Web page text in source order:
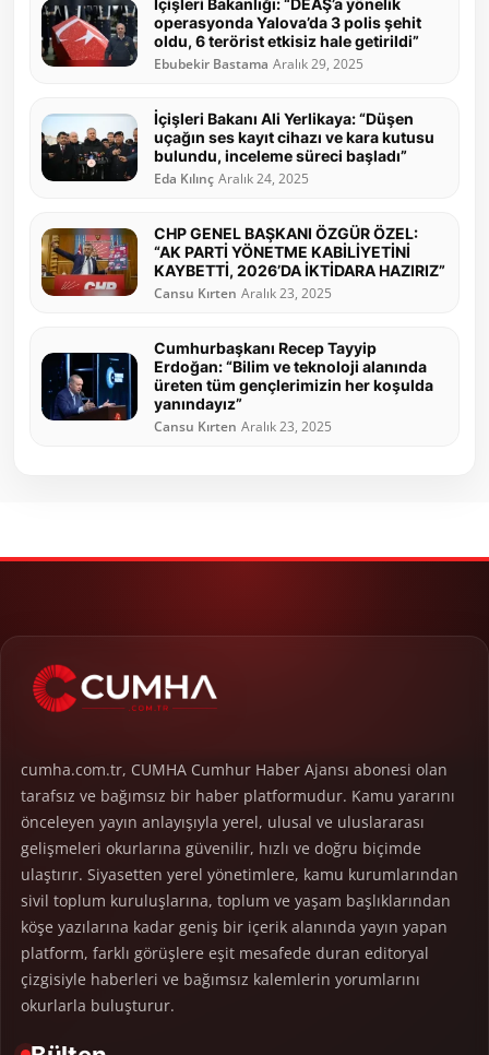
İçişleri Bakanlığı: “DEAŞ’a yönelik
operasyonda Yalova’da 3 polis şehit
oldu, 6 terörist etkisiz hale getirildi”
Ebubekir Bastama Aralık 29, 2025
İçişleri Bakanı Ali Yerlikaya: “Düşen
uçağın ses kayıt cihazı ve kara kutusu
bulundu, inceleme süreci başladı”
Eda Kılınç Aralık 24, 2025
CHP GENEL BAŞKANI ÖZGÜR ÖZEL:
“AK PARTİ YÖNETME KABİLİYETİNİ
KAYBETTİ, 2026’DA İKTİDARA HAZIRIZ”
Cansu Kırten Aralık 23, 2025
Cumhurbaşkanı Recep Tayyip
Erdoğan: “Bilim ve teknoloji alanında
üreten tüm gençlerimizin her koşulda
yanındayız”
Cansu Kırten Aralık 23, 2025
cumha.com.tr, CUMHA Cumhur Haber Ajansı abonesi olan
tarafsız ve bağımsız bir haber platformudur. Kamu yararını
önceleyen yayın anlayışıyla yerel, ulusal ve uluslararası
gelişmeleri okurlarına güvenilir, hızlı ve doğru biçimde
ulaştırır. Siyasetten yerel yönetimlere, kamu kurumlarından
sivil toplum kuruluşlarına, toplum ve yaşam başlıklarından
köşe yazılarına kadar geniş bir içerik alanında yayın yapan
platform, farklı görüşlere eşit mesafede duran editoryal
çizgisiyle haberleri ve bağımsız kalemlerin yorumlarını
okurlarla buluşturur.